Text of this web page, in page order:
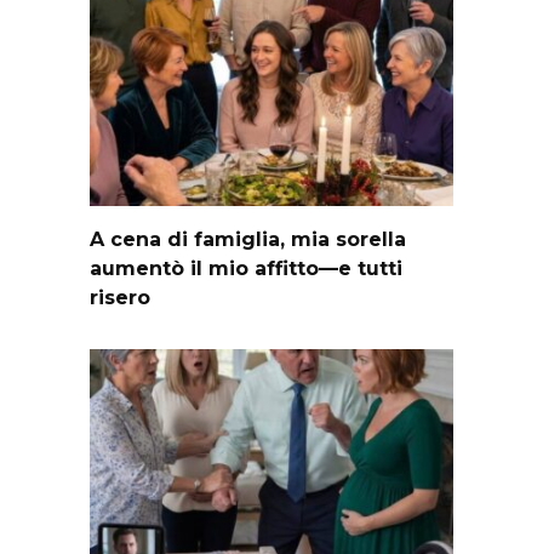
A cena di famiglia, mia sorella
aumentò il mio affitto—e tutti
risero